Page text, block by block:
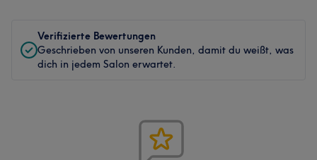
Verifizierte Bewertungen
Geschrieben von unseren Kunden, damit du weißt, was
dich in jedem Salon erwartet.